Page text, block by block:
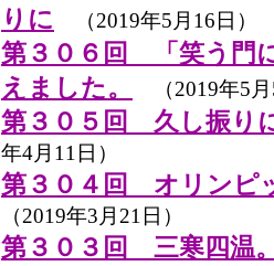
りに （2019年5月16日）
第３０６回 「笑う門
えました。
（2019年5
第３０５回 久し振り
年4月11日）
第３０４回 オリンピ
（2019年3月21日）
第３０３回 三寒四温